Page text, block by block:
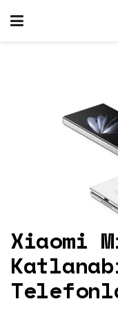
Xiaomi